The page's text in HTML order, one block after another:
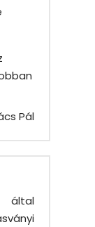
Pál
által